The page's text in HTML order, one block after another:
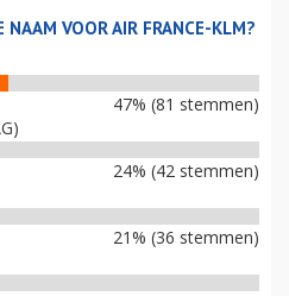
NAAM VOOR AIR FRANCE-KLM?
47% (81 stemmen)
24% (42 stemmen)
21% (36 stemmen)